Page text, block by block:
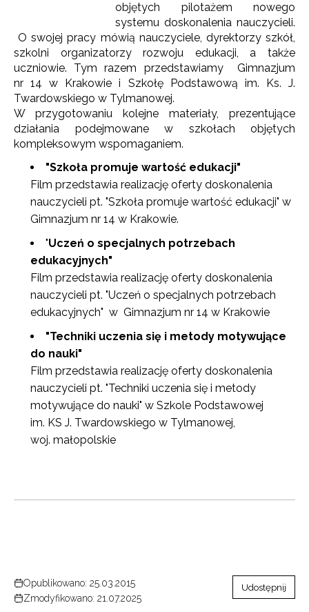
objętych pilotażem nowego
systemu doskonalenia nauczycieli.
O swojej pracy mówią nauczyciele, dyrektorzy szkół,
szkolni organizatorzy rozwoju edukacji, a także
uczniowie. Tym razem przedstawiamy Gimnazjum
nr 14 w Krakowie i Szkołę Podstawową im. Ks. J.
Twardowskiego w Tylmanowej.
W przygotowaniu kolejne materiały, prezentujące
działania podejmowane w szkołach objętych
kompleksowym wspomaganiem.
"Szkoła promuje wartość edukacji"
Film przedstawia realizację oferty doskonalenia
nauczycieli pt. "Szkoła promuje wartość edukacji" w
Gimnazjum nr 14 w Krakowie.
"Uczeń o specjalnych potrzebach
edukacyjnych"
Film przedstawia realizację oferty doskonalenia
nauczycieli pt. "Uczeń o specjalnych potrzebach
edukacyjnych" w Gimnazjum nr 14 w Krakowie
"Techniki uczenia się i metody motywujące
do nauki"
Film przedstawia realizację oferty doskonalenia
nauczycieli pt. "Techniki uczenia się i metody
motywujące do nauki" w Szkole Podstawowej
im. KS J. Twardowskiego w Tylmanowej,
woj. małopolskie
Opublikowano: 25.03.2015
Zmodyfikowano: 21.07.2025
Udostępnij